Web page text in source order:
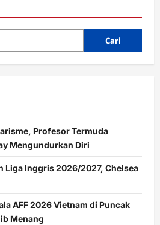
Cari
Profesor Termuda
Mengundurkan Diri
Liga Inggris 2026/2027, Chelsea
AFF 2026 Vietnam di Puncak
Menang